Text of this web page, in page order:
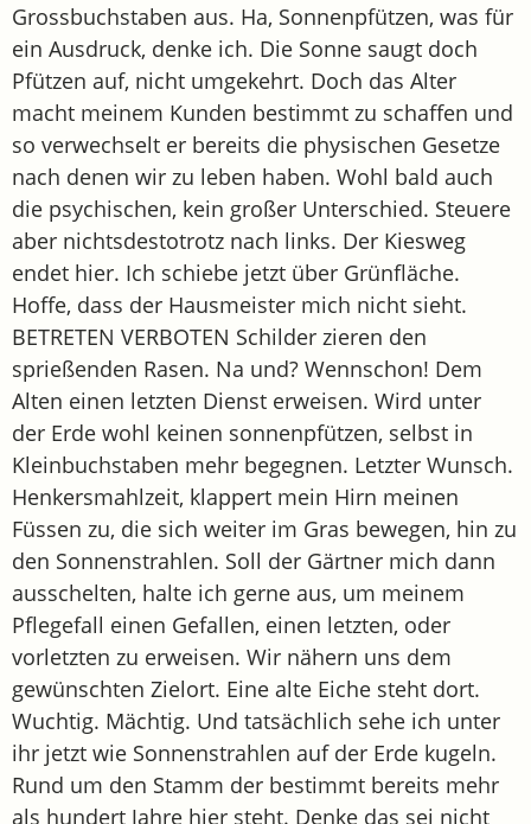
Grossbuchstaben aus. Ha, Sonnenpfützen, was für
ein Ausdruck, denke ich. Die Sonne saugt doch
Pfützen auf, nicht umgekehrt. Doch das Alter
macht meinem Kunden bestimmt zu schaffen und
so verwechselt er bereits die physischen Gesetze
nach denen wir zu leben haben. Wohl bald auch
die psychischen, kein großer Unterschied. Steuere
aber nichtsdestotrotz nach links. Der Kiesweg
endet hier. Ich schiebe jetzt über Grünfläche.
Hoffe, dass der Hausmeister mich nicht sieht.
BETRETEN VERBOTEN Schilder zieren den
sprießenden Rasen. Na und? Wennschon! Dem
Alten einen letzten Dienst erweisen. Wird unter
der Erde wohl keinen sonnenpfützen, selbst in
Kleinbuchstaben mehr begegnen. Letzter Wunsch.
Henkersmahlzeit, klappert mein Hirn meinen
Füssen zu, die sich weiter im Gras bewegen, hin zu
den Sonnenstrahlen. Soll der Gärtner mich dann
ausschelten, halte ich gerne aus, um meinem
Pflegefall einen Gefallen, einen letzten, oder
vorletzten zu erweisen. Wir nähern uns dem
gewünschten Zielort. Eine alte Eiche steht dort.
Wuchtig. Mächtig. Und tatsächlich sehe ich unter
ihr jetzt wie Sonnenstrahlen auf der Erde kugeln.
Rund um den Stamm der bestimmt bereits mehr
als hundert Jahre hier steht. Denke das sei nicht